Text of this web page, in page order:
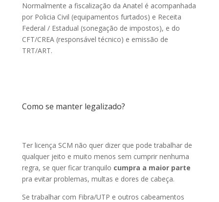
Normalmente a fiscalização da Anatel é acompanhada
por Policia Civil (equipamentos furtados) e Receita
Federal / Estadual (sonegação de impostos), e do
CFT/CREA (responsável técnico) e emissão de
TRT/ART.
Como se manter legalizado?
Ter licença SCM não quer dizer que pode trabalhar de
qualquer jeito e muito menos sem cumprir nenhuma
regra, se quer ficar tranquilo cumpra a maior parte
pra evitar problemas, multas e dores de cabeça.
Se trabalhar com Fibra/UTP e outros cabeamentos